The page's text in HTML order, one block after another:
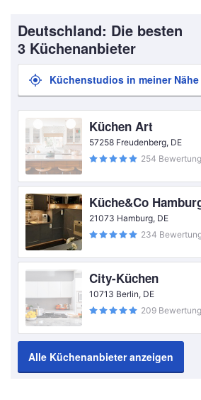
Deutschland: Die besten
3 Küchenanbieter
Küchenstudios in meiner Nähe
Küchen Art
57258 Freudenberg, DE
254
Küche&Co
21073 Hamburg, DE
234
City-Küchen
10713 Berlin, DE
209
Alle Küchenanbieter anzeigen